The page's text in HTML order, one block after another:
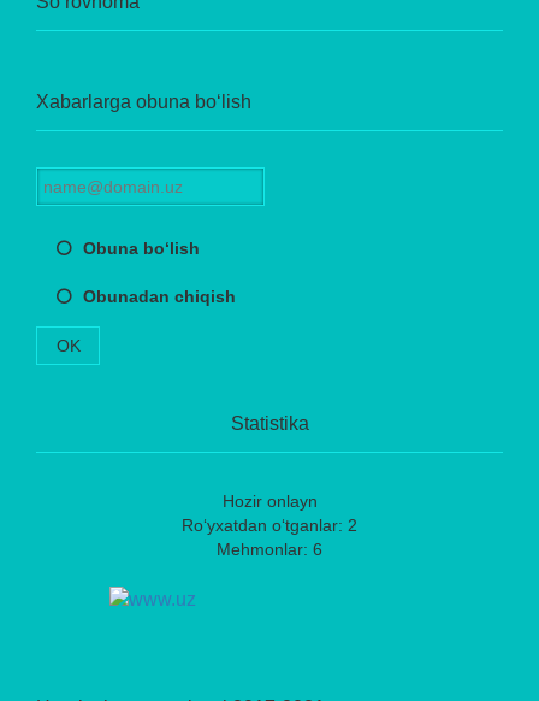
Xabarlarga obuna bo‘lish
Obuna bo‘lish
Obunadan chiqish
OK
Statistika
Hozir onlayn
Ro‘yxatdan o‘tganlar: 2
Mehmonlar: 6